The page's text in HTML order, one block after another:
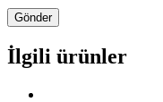
İlgili ürünler